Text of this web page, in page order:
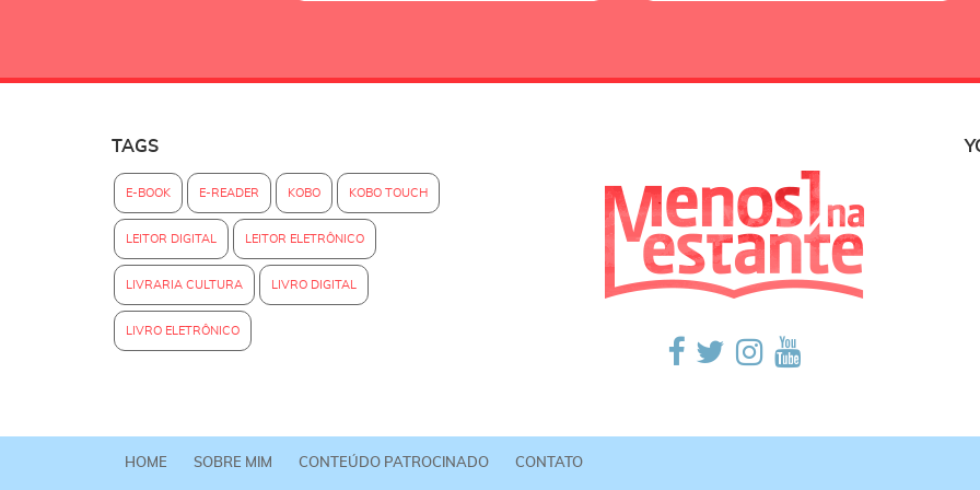
TAGS
E-BOOK E-READER KOBO KOBO TOUCH
LEITOR DIGITAL LEITOR ELETRÔNICO
LIVRARIA CULTURA LIVRO DIGITAL
LIVRO ELETRÔNICO
HOME SOBRE MIM CONTEÚDO PATROCINADO CONTATO